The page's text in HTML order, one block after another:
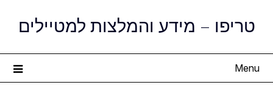
טריפו – מידע והמלצות למטיילים
Menu